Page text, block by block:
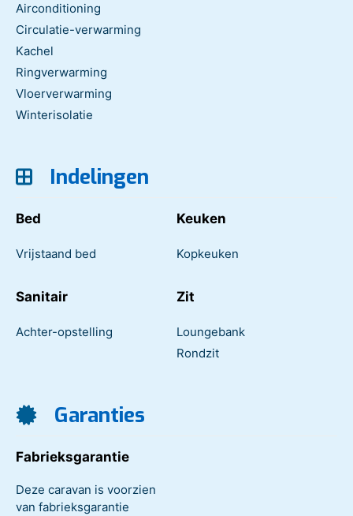
Airconditioning
Circulatie-verwarming
Kachel
Ringverwarming
Vloerverwarming
Winterisolatie
Indelingen
Bed
Vrijstaand bed
Keuken
Kopkeuken
Sanitair
Achter-opstelling
Zit
Loungebank
Rondzit
Garanties
Fabrieksgarantie
Deze caravan is voorzien
van fabrieksgarantie